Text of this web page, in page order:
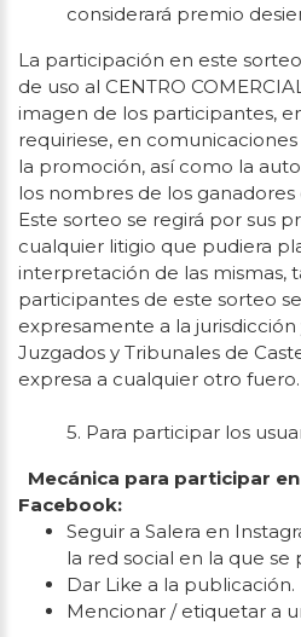
considerará premio
La participación en este
de uso al CENTRO
imagen de los participantes,
requiriese, en
la promoción, así como la
los nombres de los
Este sorteo se regirá por sus
cualquier litigio que pudiera
interpretación de las mismas,
participantes de este sorteo
expresamente a la
Juzgados y Tribunales de
expresa a cualquier otro fuero.
5. Para participar los
Mecánica para participar
Facebook:
Seguir a Salera en
la red social en la que se
Dar Like a la publicación.
Mencionar / etiquetar a